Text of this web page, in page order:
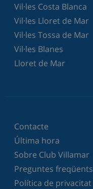
Vil·les Costa Blanca
Vil·les Lloret de Mar
Vil·les Tossa de Mar
Vil·les Blanes
Lloret de Mar
Contacte
Última hora
Sobre Club Villamar
Preguntes freqüents
Política de privacitat